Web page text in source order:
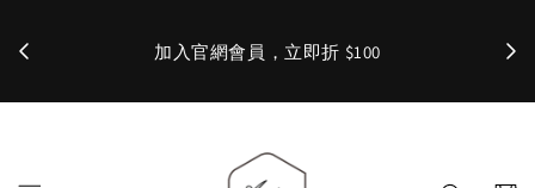
加入官網會員，立即折 $100 ✨